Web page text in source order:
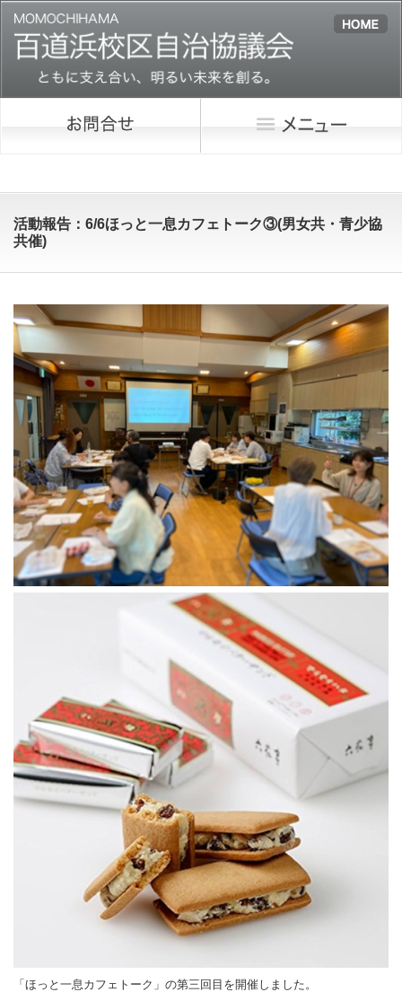
活動報告：6/6ほっと一息カフェトーク③(男女共・青少協
共催)
「ほっと一息カフェトーク」の第三回目を開催しました。